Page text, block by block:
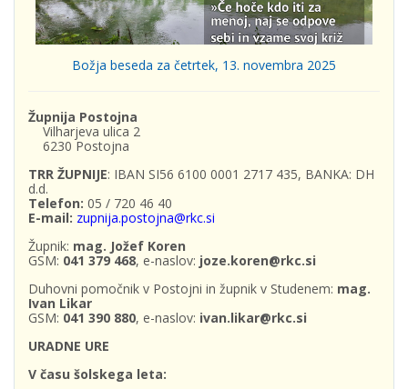
Božja beseda za četrtek, 13. novembra 2025
Župnija Postojna
Vilharjeva ulica 2
6230 Postojna
TRR ŽUPNIJE: IBAN SI56 6100 0001 2717 435, BANKA: DH
d.d.
Telefon: 05 / 720 46 40
E-mail: zupnija.postojna@rkc.si
Župnik: mag. Jožef Koren
GSM: 041 379 468, e-naslov: joze.koren@rkc.si
Duhovni pomočnik v Postojni in župnik v Studenem: mag.
Ivan Likar
GSM: 041 390 880, e-naslov: ivan.likar@rkc.si
URADNE URE
V času šolskega leta: